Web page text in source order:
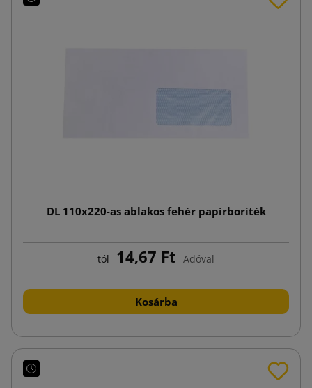
DL 110x220-as ablakos fehér papírboríték
tól 14,67 Ft Adóval
Kosárba